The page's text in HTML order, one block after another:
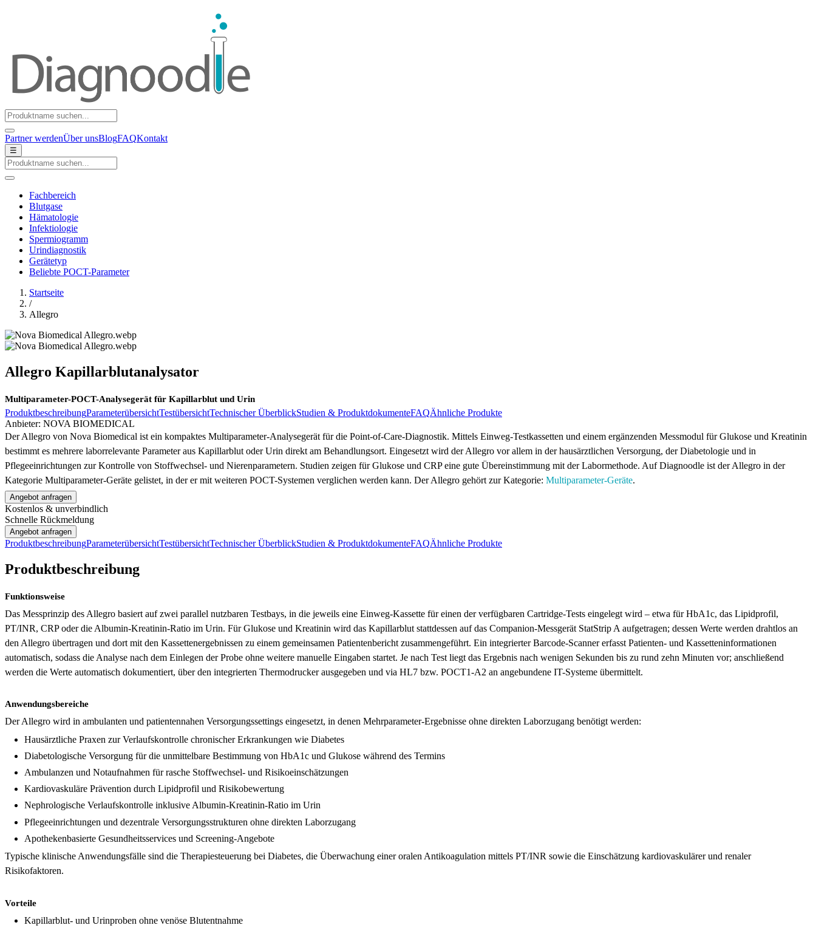
Partner werdenÜber unsBlogFAQKontakt
☰
Fachbereich
Blutgase
Hämatologie
Infektiologie
Spermiogramm
Urindiagnostik
Gerätetyp
Beliebte POCT-Parameter
Startseite
/
Allegro
Allegro Kapillarblutanalysator
Multiparameter-POCT-Analysegerät für Kapillarblut und Urin
ProduktbeschreibungParameterübersichtTestübersichtTechnischer ÜberblickStudien & ProduktdokumenteFAQÄhnliche Produkte
Anbieter: NOVA BIOMEDICAL
Der Allegro von Nova Biomedical ist ein kompaktes Multiparameter-Analysegerät für die Point-of-Care-Diagnostik. Mittels Einweg-Testkassetten und einem ergänzenden Messmodul für Glukose und Kreatinin
bestimmt es mehrere laborrelevante Parameter aus Kapillarblut oder Urin direkt am Behandlungsort. Eingesetzt wird der Allegro vor allem in der hausärztlichen Versorgung, der Diabetologie und in
Pflegeeinrichtungen zur Kontrolle von Stoffwechsel- und Nierenparametern. Studien zeigen für Glukose und CRP eine gute Übereinstimmung mit der Labormethode. Auf Diagnoodle ist der Allegro in der
Kategorie Multiparameter-Geräte gelistet, in der er mit weiteren POCT-Systemen verglichen werden kann. Der Allegro gehört zur Kategorie: Multiparameter-Geräte.
Angebot anfragen
Kostenlos & unverbindlich
Schnelle Rückmeldung
Angebot anfragen
ProduktbeschreibungParameterübersichtTestübersichtTechnischer ÜberblickStudien & ProduktdokumenteFAQÄhnliche Produkte
Produktbeschreibung
Funktionsweise
Das Messprinzip des Allegro basiert auf zwei parallel nutzbaren Testbays, in die jeweils eine Einweg-Kassette für einen der verfügbaren Cartridge-Tests eingelegt wird – etwa für HbA1c, das Lipidprofil,
PT/INR, CRP oder die Albumin-Kreatinin-Ratio im Urin. Für Glukose und Kreatinin wird das Kapillarblut stattdessen auf das Companion-Messgerät StatStrip A aufgetragen; dessen Werte werden drahtlos an
den Allegro übertragen und dort mit den Kassettenergebnissen zu einem gemeinsamen Patientenbericht zusammengeführt. Ein integrierter Barcode-Scanner erfasst Patienten- und Kassetteninformationen
automatisch, sodass die Analyse nach dem Einlegen der Probe ohne weitere manuelle Eingaben startet. Je nach Test liegt das Ergebnis nach wenigen Sekunden bis zu rund zehn Minuten vor; anschließend
werden die Werte automatisch dokumentiert, über den integrierten Thermodrucker ausgegeben und via HL7 bzw. POCT1-A2 an angebundene IT-Systeme übermittelt.
Anwendungsbereiche
Der Allegro wird in ambulanten und patientennahen Versorgungssettings eingesetzt, in denen Mehrparameter-Ergebnisse ohne direkten Laborzugang benötigt werden:
Hausärztliche Praxen zur Verlaufskontrolle chronischer Erkrankungen wie Diabetes
Diabetologische Versorgung für die unmittelbare Bestimmung von HbA1c und Glukose während des Termins
Ambulanzen und Notaufnahmen für rasche Stoffwechsel- und Risikoeinschätzungen
Kardiovaskuläre Prävention durch Lipidprofil und Risikobewertung
Nephrologische Verlaufskontrolle inklusive Albumin-Kreatinin-Ratio im Urin
Pflegeeinrichtungen und dezentrale Versorgungsstrukturen ohne direkten Laborzugang
Apothekenbasierte Gesundheitsservices und Screening-Angebote
Typische klinische Anwendungsfälle sind die Therapiesteuerung bei Diabetes, die Überwachung einer oralen Antikoagulation mittels PT/INR sowie die Einschätzung kardiovaskulärer und renaler
Risikofaktoren.
Vorteile
Kapillarblut- und Urinproben ohne venöse Blutentnahme